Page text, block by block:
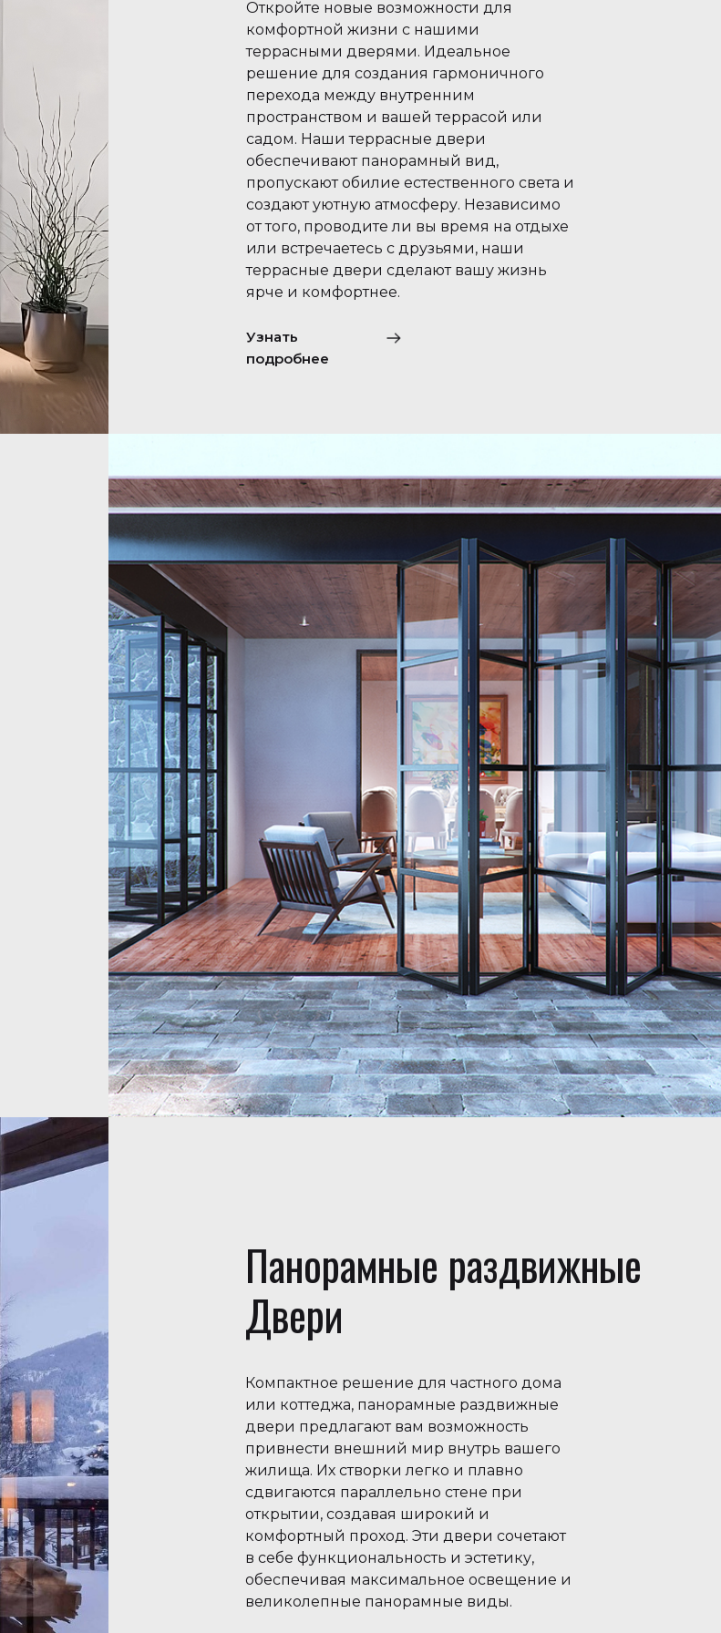
Узнать
подробнее
Откройте новые возможности для
комфортной жизни с нашими
террасными дверями. Идеальное
решение для создания гармоничного
перехода между внутренним
пространством и вашей террасой или
садом. Наши террасные двери
обеспечивают панорамный вид,
пропускают обилие естественного света и
создают уютную атмосферу. Независимо
от того, проводите ли вы время на отдыхе
или встречаетесь с друзьями, наши
террасные двери сделают вашу жизнь
ярче и комфортнее.
Панорамные раздвижные
Двери
Компактное решение для частного дома
или коттеджа, панорамные раздвижные
двери предлагают вам возможность
привнести внешний мир внутрь вашего
жилища. Их створки легко и плавно
сдвигаются параллельно стене при
открытии, создавая широкий и
комфортный проход. Эти двери сочетают
в себе функциональность и эстетику,
обеспечивая максимальное освещение и
великолепные панорамные виды.